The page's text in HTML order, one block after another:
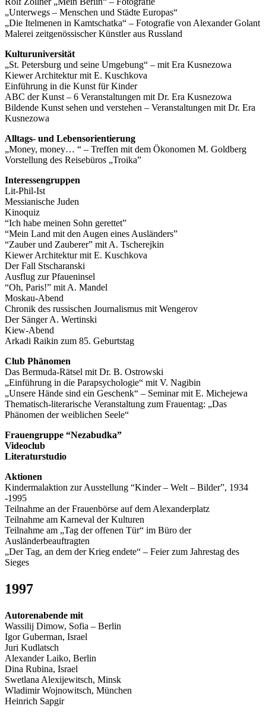
„Unterwegs – Menschen und Städte Europas“
„Die Itelmenen in Kamtschatka“ – Fotografie von Alexander Golant
Malerei zeitgenössischer Künstler aus Russland
Kulturuniversität
„St. Petersburg und seine Umgebung“ – mit Era Kusnezowa
Kiewer Architektur mit E. Kuschkova
Einführung in die Kunst für Kinder
ABC der Kunst – 6 Veranstaltungen mit Dr. Era Kusnezowa
Bildende Kunst sehen und verstehen – Veranstaltungen mit Dr. Era
Kusnezowa
Alltags- und Lebensorientierung
„Money, money… “ – Treffen mit dem Ökonomen M. Goldberg
Vorstellung des Reisebüros „Troika”
Interessengruppen
Lit-Phil-Ist
Messianische Juden
Kinoquiz
“Ich habe meinen Sohn gerettet”
“Mein Land mit den Augen eines Ausländers”
“Zauber und Zauberer” mit A. Tscherejkin
Kiewer Architektur mit E. Kuschkova
Der Fall Stscharanski
Ausflug zur Pfaueninsel
“Oh, Paris!” mit A. Mandel
Moskau-Abend
Chronik des russischen Journalismus mit Wengerov
Der Sänger A. Wertinski
Kiew-Abend
Arkadi Raikin zum 85. Geburtstag
Club Phänomen
Das Bermuda-Rätsel mit Dr. B. Ostrowski
„Einführung in die Parapsychologie“ mit V. Nagibin
„Unsere Hände sind ein Geschenk“ – Seminar mit E. Michejewa
Thematisch-literarische Veranstaltung zum Frauentag: „Das
Phänomen der weiblichen Seele“
Frauengruppe “Nezabudka”
Videoclub
Literaturstudio
Aktionen
Kindermalaktion zur Ausstellung “Kinder – Welt – Bilder”, 1934
-1995
Teilnahme an der Frauenbörse auf dem Alexanderplatz
Teilnahme am Karneval der Kulturen
Teilnahme am „Tag der offenen Tür“ im Büro der
Ausländerbeauftragten
„Der Tag, an dem der Krieg endete“ – Feier zum Jahrestag des
Sieges
1997
Autorenabende mit
Wassilij Dimow, Sofia – Berlin
Igor Guberman, Israel
Juri Kudlatsch
Alexander Laiko, Berlin
Dina Rubina, Israel
Swetlana Alexijewitsch, Minsk
Wladimir Wojnowitsch, München
Heinrich Sapgir